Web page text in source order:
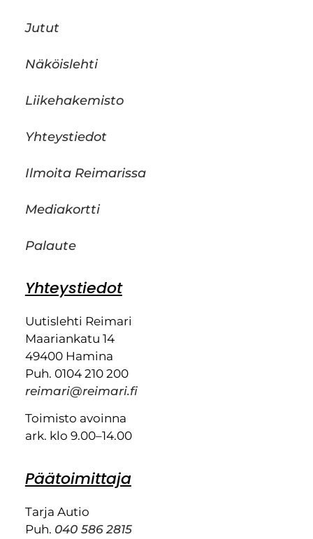
Jutut
Näköislehti
Liikehakemisto
Yhteystiedot
Ilmoita Reimarissa
Mediakortti
Palaute
Yhteystiedot
Uutislehti Reimari
Maariankatu 14
49400 Hamina
Puh. 0104 210 200
reimari@reimari.fi
Toimisto avoinna
ark. klo 9.00–14.00
Päätoimittaja
Tarja Autio
Puh. 040 586 2815